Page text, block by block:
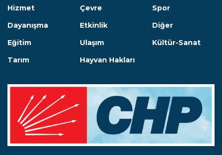
Hizmet
Dayanışma
Eğitim
Tarım
Çevre
Etkinlik
Ulaşım
Hayvan Hakları
Spor
Diğer
Kültür-Sanat